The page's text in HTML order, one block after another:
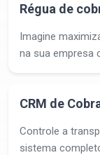
Régua de
Imagine
na sua empresa
CRM de
Controle a
sistema